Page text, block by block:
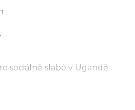
sociálně slabé v Ugandě